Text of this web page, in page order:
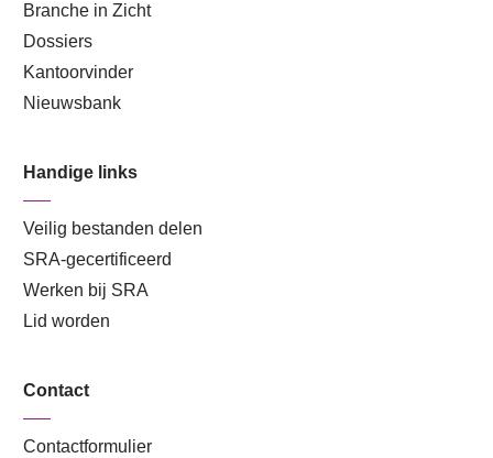
Branche in Zicht
Dossiers
Kantoorvinder
Nieuwsbank
Handige links
Veilig bestanden delen
SRA-gecertificeerd
Werken bij SRA
Lid worden
Contact
Contactformulier